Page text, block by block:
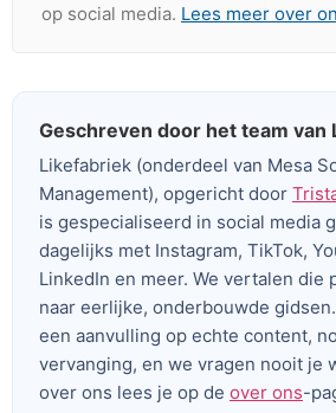
op social media. Lees meer over
Geschreven door het team van
Likefabriek (onderdeel van Mesa
Management), opgericht door
is gespecialiseerd in social media
dagelijks met Instagram, TikTok,
LinkedIn en meer. We vertalen die
naar eerlijke, onderbouwde
een aanvulling op echte content,
vervanging, en we vragen nooit je
over ons lees je op de over ons-